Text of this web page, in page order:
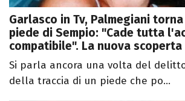
Garlasco in Tv, Palmegiani
piede di Sempio: "Cade tutta
compatibile". La nuova scoperta
Si parla ancora una volta del
della traccia di un piede che po...